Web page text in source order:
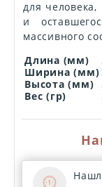
для
и
массивного
Длина (мм)
Ширина (мм)
Высота (мм)
Вес (гр)